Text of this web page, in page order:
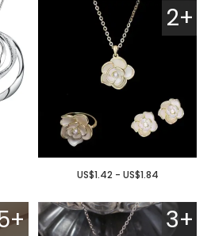
2+
US$1.42 - US$1.84
3+